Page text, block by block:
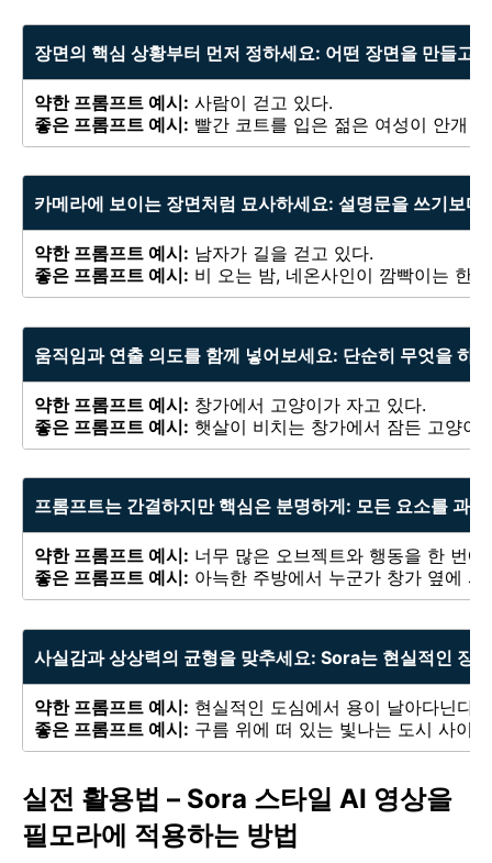
장면의 핵심 상황부터 먼저 정하세요: 어떤 장면을 만들고
약한 프롬프트 예시: 사람이 걷고 있다.
좋은 프롬프트 예시: 빨간 코트를 입은 젊은 여성이 안개
카메라에 보이는 장면처럼 묘사하세요: 설명문을 쓰기보다
약한 프롬프트 예시: 남자가 길을 걷고 있다.
좋은 프롬프트 예시: 비 오는 밤, 네온사인이 깜빡이는 한
움직임과 연출 의도를 함께 넣어보세요: 단순히 무엇을 하
약한 프롬프트 예시: 창가에서 고양이가 자고 있다.
좋은 프롬프트 예시: 햇살이 비치는 창가에서 잠든 고양이
프롬프트는 간결하지만 핵심은 분명하게: 모든 요소를 과
약한 프롬프트 예시: 너무 많은 오브젝트와 행동을 한 번
좋은 프롬프트 예시: 아늑한 주방에서 누군가 창가 옆에
사실감과 상상력의 균형을 맞추세요: Sora는 현실적인 장
약한 프롬프트 예시: 현실적인 도심에서 용이 날아다닌다.
좋은 프롬프트 예시: 구름 위에 떠 있는 빛나는 도시 사이
실전 활용법 – Sora 스타일 AI 영상을
필모라에 적용하는 방법